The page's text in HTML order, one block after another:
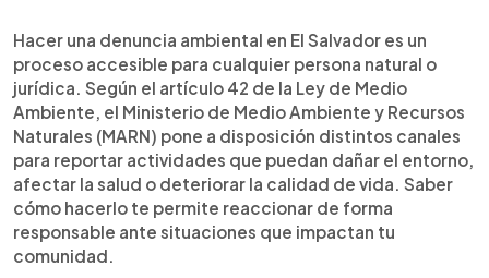
Escuchar artículo
El Ministerio de Medio Ambiente y Recursos
Naturales (MARN) permite a cualquier persona
presentar denuncias ambientales cuando una
actividad daña el entorno o la salud. El proceso
inicia identificando el tipo de problema, como
contaminación, manejo inadecuado de residuos o
afectación a ecosistemas. Para denunciar, se
deben incluir datos básicos como el nombre del
responsable, dirección y una breve descripción
del hecho, además de pruebas si es posible. Las
denuncias pueden hacerse por WhatsApp,
Hacer una denuncia ambiental en El Salvador es un
proceso accesible para cualquier persona natural o
jurídica. Según el artículo 42 de la Ley de Medio
Ambiente, el Ministerio de Medio Ambiente y Recursos
Naturales (MARN) pone a disposición distintos canales
para reportar actividades que puedan dañar el entorno,
afectar la salud o deteriorar la calidad de vida. Saber
cómo hacerlo te permite reaccionar de forma
responsable ante situaciones que impactan tu
comunidad.